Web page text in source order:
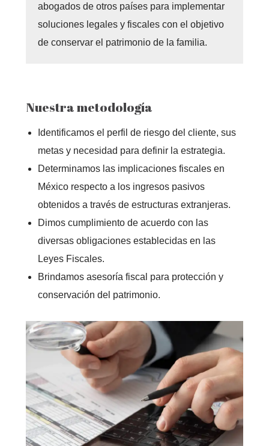
abogados de otros países para implementar
soluciones legales y fiscales con el objetivo
de conservar el patrimonio de la familia.
Nuestra metodología
Identificamos el perfil de riesgo del cliente, sus
metas y necesidad para definir la estrategia.
Determinamos las implicaciones fiscales en
México respecto a los ingresos pasivos
obtenidos a través de estructuras extranjeras.
Dimos cumplimiento de acuerdo con las
diversas obligaciones establecidas en las
Leyes Fiscales.
Brindamos asesoría fiscal para protección y
conservación del patrimonio.